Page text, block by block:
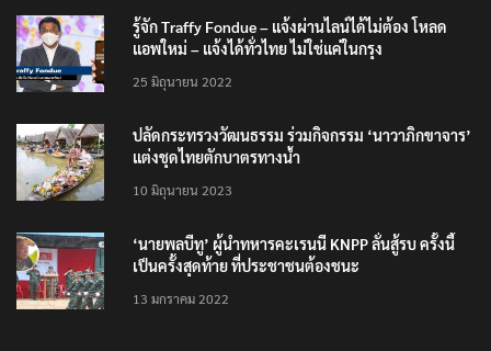
รู้จัก Traffy Fondue – แจ้งผ่านไลน์ได้ไม่ต้อง โหลด
แอพใหม่ – แจ้งได้ทั่วไทย ไม่ใช่แค่ในกรุง
25 มิถุนายน 2022
ปลัดกระทรวงวัฒนธรรม ร่วมกิจกรรม ‘นาวาภิกขาจาร’
แต่งชุดไทยตักบาตรทางน้ำ
10 มิถุนายน 2023
‘นายพลบีทู’ ผู้นำทหารคะเรนนี KNPP ลั่นสู้รบ ครั้งนี้
เป็นครั้งสุดท้าย ที่ประชาชนต้องชนะ
13 มกราคม 2022